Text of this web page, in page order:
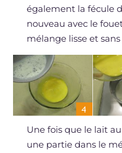
également la fécule
nouveau avec le
mélange lisse et
Une fois que le lait
une partie dans le